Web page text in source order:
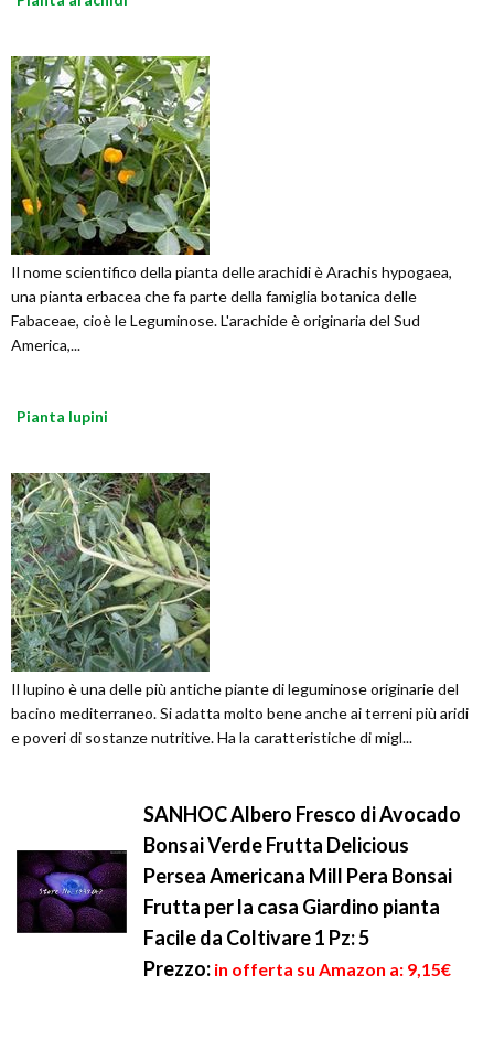
Il nome scientifico della pianta delle arachidi è Arachis hypogaea,
una pianta erbacea che fa parte della famiglia botanica delle
Fabaceae, cioè le Leguminose. L'arachide è originaria del Sud
America,...
Pianta lupini
Il lupino è una delle più antiche piante di leguminose originarie del
bacino mediterraneo. Si adatta molto bene anche ai terreni più aridi
e poveri di sostanze nutritive. Ha la caratteristiche di migl...
SANHOC Albero Fresco di Avocado
Bonsai Verde Frutta Delicious
Persea Americana Mill Pera Bonsai
Frutta per la casa Giardino pianta
Facile da Coltivare 1 Pz: 5
Prezzo: in offerta su Amazon a: 9,15€